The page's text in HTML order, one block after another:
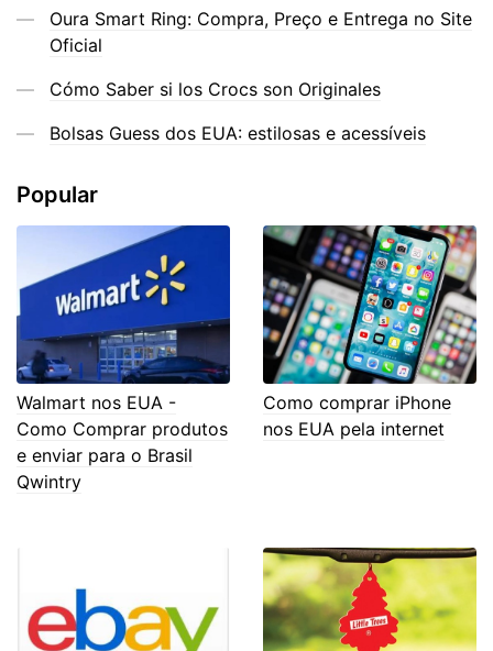
Oura Smart Ring: Compra, Preço e Entrega no Site
Oficial
Cómo Saber si los Crocs son Originales
Bolsas Guess dos EUA: estilosas e acessíveis
Popular
Walmart nos EUA -
Como Comprar produtos
e enviar para o Brasil
Qwintry
Como comprar iPhone
nos EUA pela internet